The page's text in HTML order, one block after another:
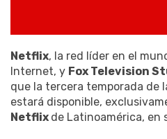
Netflix, la red líder en el
Internet, y Fox Television
que la tercera temporada de
estará disponible,
Netflix de Latinoamérica, en